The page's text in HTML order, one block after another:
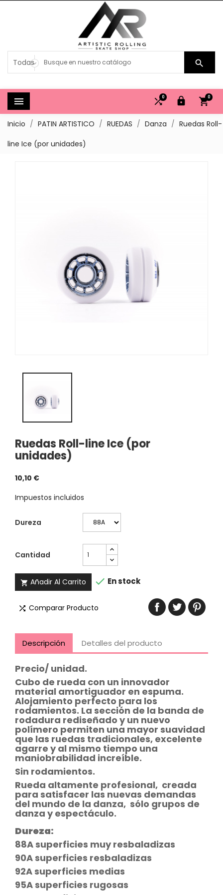

 0


0
Inicio PATIN ARTISTICO RUEDAS Danza
Ruedas Roll-
line Ice (por unidades)
Ruedas Roll-line Ice (por
unidades)
10,10 €
Impuestos incluidos
Dureza
Cantidad
 Añadir Al Carrito  En stock
 Comparar Producto
Descripción Detalles del producto
Precio/ unidad.
Cubo de rueda con un innovador
material amortiguador en espuma.
Alojamiento perfecto para los
rodamientos. La sección de la banda de
rodadura rediseñado y un nuevo
polímero permiten una mayor suavidad
que las ruedas tradicionales, excelente
agarre y al mismo tiempo una
maniobrabilidad increíble.
Sin rodamientos.
Rueda altamente profesional, creada
para satisfacer las nuevas demandas
del mundo de la danza, sólo grupos de
danza y espectáculo.
Dureza:
88A superficies muy resbaladizas
90A superficies resbaladizas
92A superficies medias
95A superficies rugosas